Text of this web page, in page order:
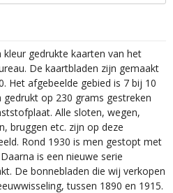
gedrukte kaarten van het
De kaartbladen zijn gemaakt
Het afgebeelde gebied is 7 bij 10
op 230 grams gestreken
Alle sloten, wegen,
bruggen etc. zijn op deze
Rond 1930 is men gestopt met
is een nieuwe serie
De bonnebladen die wij verkopen
tussen 1890 en 1915.